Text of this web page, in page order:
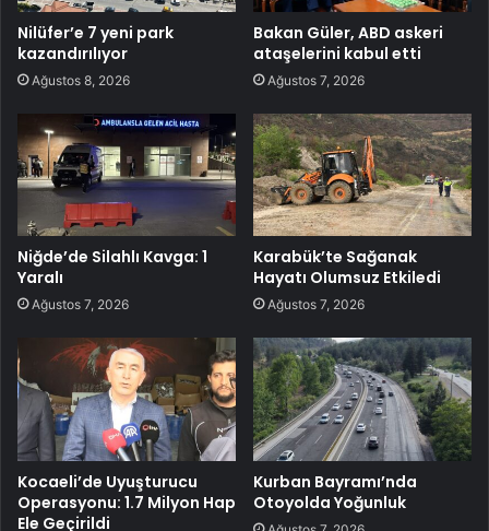
Nilüfer’e 7 yeni park
kazandırılıyor
Ağustos 8, 2026
Bakan Güler, ABD askeri
ataşelerini kabul etti
Ağustos 7, 2026
Niğde’de Silahlı Kavga: 1
Yaralı
Ağustos 7, 2026
Karabük’te Sağanak
Hayatı Olumsuz Etkiledi
Ağustos 7, 2026
Kocaeli’de Uyuşturucu
Operasyonu: 1.7 Milyon Hap
Ele Geçirildi
Kurban Bayramı’nda
Otoyolda Yoğunluk